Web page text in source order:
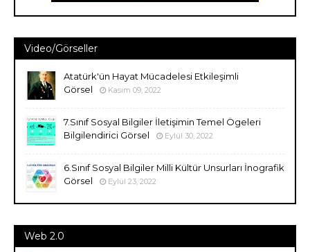
Video/Görseller
Atatürk'ün Hayat Mücadelesi Etkileşimli
Görsel
Kasım 09, 2022
7.Sınıf Sosyal Bilgiler İletişimin Temel Ögeleri
Bilgilendirici Görsel
Eylül 30, 2022
6.Sınıf Sosyal Bilgiler Milli Kültür Unsurları İnografik
Görsel
Eylül 23, 2022
Web 2.0